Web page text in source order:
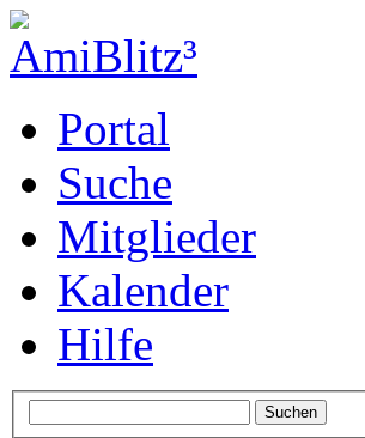
Portal
Suche
Mitglieder
Kalender
Hilfe